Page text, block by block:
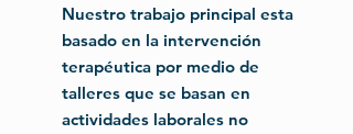
Nuestro trabajo principal esta
basado en la intervención
terapéutica por medio de
talleres que se basan en
actividades laborales no